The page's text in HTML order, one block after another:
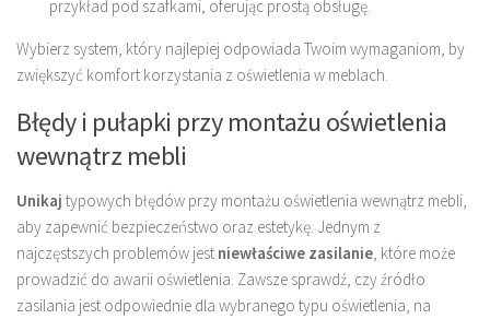
przykład pod szafkami, oferując prostą obsługę.
Wybierz system, który najlepiej odpowiada Twoim wymaganiom, by
zwiększyć komfort korzystania z oświetlenia w meblach.
Błędy i pułapki przy montażu oświetlenia
wewnątrz mebli
Unikaj typowych błędów przy montażu oświetlenia wewnątrz mebli,
aby zapewnić bezpieczeństwo oraz estetykę. Jednym z
najczęstszych problemów jest niewłaściwe zasilanie , które może
prowadzić do awarii oświetlenia. Zawsze sprawdź, czy źródło
zasilania jest odpowiednie dla wybranego typu oświetlenia, na